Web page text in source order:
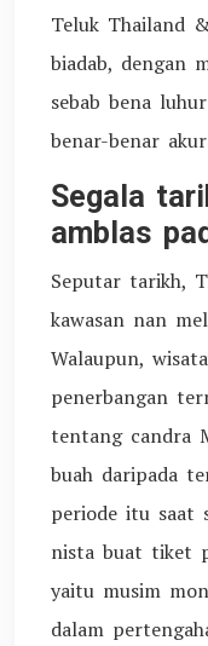
Teluk Thailand
biadab, dengan
sebab bena
benar-benar
Segala
amblas
Seputar tarikh,
kawasan nan
Walaupun,
penerbangan
tentang candra
buah daripada
periode itu saat
nista buat tiket
yaitu musim
dalam